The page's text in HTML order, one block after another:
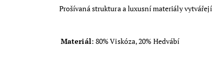
Prošívaná struktura a luxusní materiály
Materiál: 80% Viskóza, 20% Hedvábí